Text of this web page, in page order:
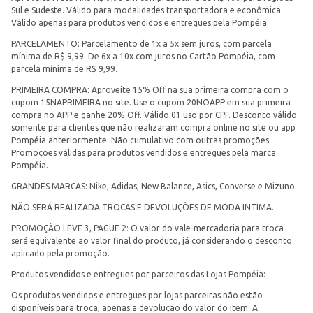
Sul e Sudeste. Válido para modalidades transportadora e econômica.
Válido apenas para produtos vendidos e entregues pela Pompéia.
PARCELAMENTO: Parcelamento de 1x a 5x sem juros, com parcela
mínima de R$ 9,99. De 6x a 10x com juros no Cartão Pompéia, com
parcela mínima de R$ 9,99.
PRIMEIRA COMPRA: Aproveite 15% Off na sua primeira compra com o
cupom 15NAPRIMEIRA no site. Use o cupom 20NOAPP em sua primeira
compra no APP e ganhe 20% Off. Válido 01 uso por CPF. Desconto válido
somente para clientes que não realizaram compra online no site ou app
Pompéia anteriormente. Não cumulativo com outras promoções.
Promoções válidas para produtos vendidos e entregues pela marca
Pompéia.
GRANDES MARCAS: Nike, Adidas, New Balance, Asics, Converse e Mizuno.
NÃO SERÁ REALIZADA TROCAS E DEVOLUÇÕES DE MODA INTIMA.
PROMOÇÃO LEVE 3, PAGUE 2: O valor do vale-mercadoria para troca
será equivalente ao valor final do produto, já considerando o desconto
aplicado pela promoção.
Produtos vendidos e entregues por parceiros das Lojas Pompéia:
Os produtos vendidos e entregues por lojas parceiras não estão
disponíveis para troca, apenas a devolução do valor do item. A